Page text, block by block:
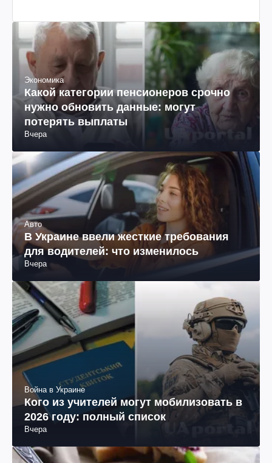
Экономика
Какой категории пенсионеров срочно
нужно обновить данные: могут
потерять выплаты
Вчера
Авто
В Украине ввели жесткие требования
для водителей: что изменилось
Вчера
Война в Украине
Кого из учителей могут мобилизовать в
2026 году: полный список
Вчера